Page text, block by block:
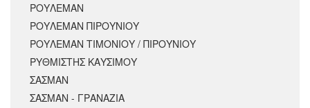
ΡΟΥΛΕΜΑΝ
ΡΟΥΛΕΜΑΝ ΠΙΡΟΥΝΙΟΥ
ΡΟΥΛΕΜΑΝ ΤΙΜΟΝΙΟΥ / ΠΙΡΟΥΝΙΟΥ
ΡΥΘΜΙΣΤΗΣ ΚΑΥΣΙΜΟΥ
ΣΑΣΜΑΝ
ΣΑΣΜΑΝ - ΓΡΑΝΑΖΙΑ